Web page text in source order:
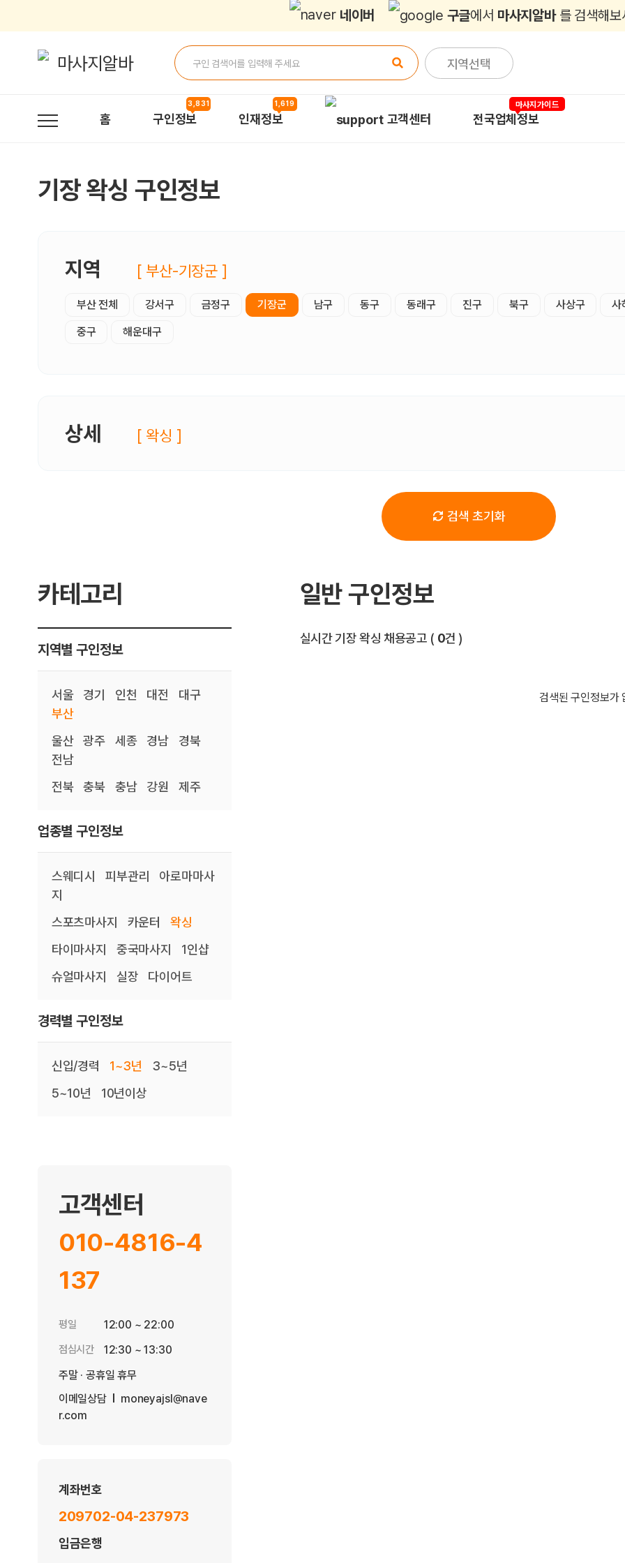
네이버 구글에서 마사지알바 를 검색해보
지역선택
홈 구인정보
3,831
인재정보
1,619
고객센터 전국업체정보
마사지가이드
기장 왁싱 구인정보
지역 [ 부산-기장군 ]
부산 전체 강서구 금정구 기장군 남구 동구 동래구 진구 북구 사상구 사
중구 해운대구
상세 [ 왁싱 ]
검색 초기화
카테고리
지역별 구인정보
서울 경기 인천 대전
대구
부산
울산
광주 세종 경남
경북
전남
전북
충북 충남 강원 제주
업종별 구인정보
스웨디시 피부관리
아로마마사
지
스포츠마사지
카운터
왁싱
타이마사지
중국마사지
1인샵
슈얼마사지
실장 다이어트
경력별 구인정보
신입/경력 1~3년
3~5년
5~10년
10년이상
고객센터
010-4816-4
137
평일 12:00 ~ 22:00
점심시간
12:30 ~ 13:30
주말 · 공휴일 휴무
이메일상담
moneyajsl@nave
r.com
계좌번호
209702-04-237973
입금은행
일반 구인정보
실시간 기장 왁싱 채용공고 전체 목록
( 0건 )
검색된 구인정보가